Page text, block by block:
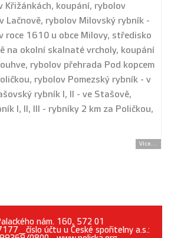
Křižánkách, koupání, rybolov
Lačnově, rybolov Milovský rybník -
roce 1610 u obce Milovy, středisko
na okolní skalnaté vrcholy, koupání
rybolov přehrada Pod kopcem
rybolov Pomezský rybník - v
rybník I, II - ve Stašově,
I, II, III - rybníky 2 km za Poličkou,
Více...
nám. 160, 572 01
účtu u České spořitelny a.s.: